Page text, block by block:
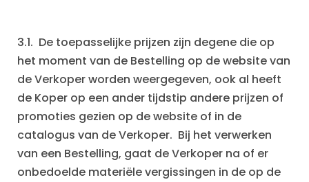
3.1. De toepasselijke prijzen zijn degene die op
het moment van de Bestelling op de website van
de Verkoper worden weergegeven, ook al heeft
de Koper op een ander tijdstip andere prijzen of
promoties gezien op de website of in de
catalogus van de Verkoper. Bij het verwerken
van een Bestelling, gaat de Verkoper na of er
onbedoelde materiële vergissingen in de op de